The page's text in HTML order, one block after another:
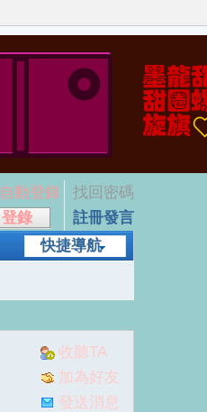
自動登錄
找回密碼
登錄
註冊發言
快捷導航
收聽TA
加為好友
發送消息